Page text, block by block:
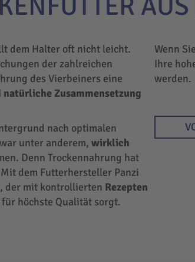
dem Halter oft nicht leicht.
der zahlreichen
des Vierbeiners eine
Zusammensetzung
nach optimalen
unter anderem, wirklich
Denn Trockennahrung hat
dem Futterhersteller Panzi
der mit kontrollierten Rezepten
für höchste Qualität sorgt.
Wenn
Ihre
werden.